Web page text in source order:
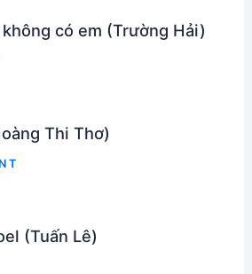
có em (Trường Hải)
Thi Thơ)
T
(Tuấn Lê)